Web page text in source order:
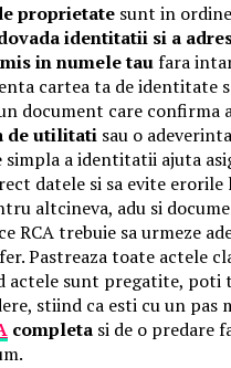
proprietate sunt in
identitatii si a
in numele taufara
cartea ta de identitate
document care confirma
de utilitati sau o
simpla a identitatii ajuta
datele si sa evite erorile
altcineva, adu si
RCA trebuie sa urmeze
Pastreaza toate actele
actele sunt pregatite, poti
stiind ca esti cu un pas
completa si de o predare